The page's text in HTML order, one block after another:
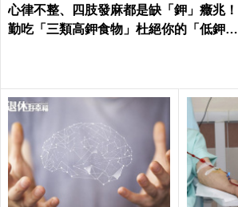
心律不整、四肢發麻都是缺「鉀」癥兆！
勤吃「三類高鉀食物」杜絕你的「低鉀」